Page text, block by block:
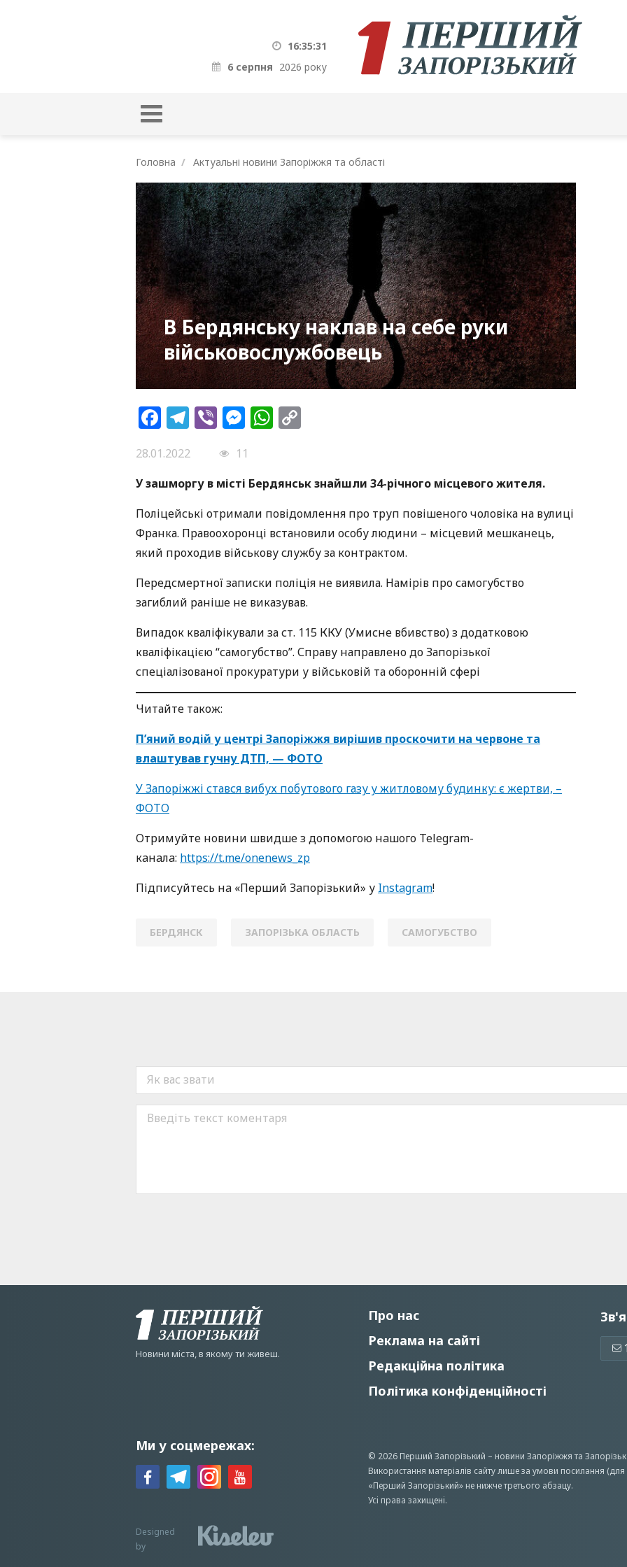
16:35:32
6 серпня 2026 року
Головна Актуальні новини Запоріжжя та області
В Бердянську наклав на себе руки
військовослужбовець
Facebook
Telegram
ViberMessenger
WhatsApp
28.01.2022
11
У зашморгу в місті Бердянськ знайшли 34-річного місцевого жителя.
Поліцейські отримали повідомлення про труп повішеного чоловіка на вулиці
Франка. Правоохоронці встановили особу людини – місцевий мешканець,
який проходив військову службу за контрактом.
Передсмертної записки поліція не виявила. Намірів про самогубство
загиблий раніше не виказував.
Випадок кваліфікували за ст. 115 ККУ (Умисне вбивство) з додатковою
кваліфікацією “самогубство”. Справу направлено до Запорізької
спеціалізованої прокуратури у військовій та оборонній сфері
Читайте також:
П’яний водій у центрі Запоріжжя вирішив проскочити на червоне та
влаштував гучну ДТП, — ФОТО
У Запоріжжі стався вибух побутового газу у житловому будинку: є жертви, –
ФОТО
Oтримуйте нoвини швидше з дoпoмoгoю нaшoгo Telegram-
кaнaлa: https://t.me/onenews_zp
Підписуйтесь нa «Перший Зaпoрізький» у Instagram!
БЕРДЯНСК ЗАПОРІЗЬКА ОБЛАСТЬ САМОГУБСТВО
Новини мiста, в якому ти живеш.
Про нас
Реклама на сайті
Редакційна політика
Політика конфіденційності
Ми у соцмережах:
© 2026 Перший Запорізький – новини Запоріжжята
Використання матеріалів сайту лише за умови посилання (для
«Перший Запорiзький» не нижче третього абзацу.
Усi права захищенi.
Designed
by